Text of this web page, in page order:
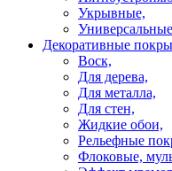
Укрывные,
Универсальные
Декоративные
Воск,
Для дерева,
Для металла,
Для стен,
Жидкие обои,
Рельефные
Флоковые,